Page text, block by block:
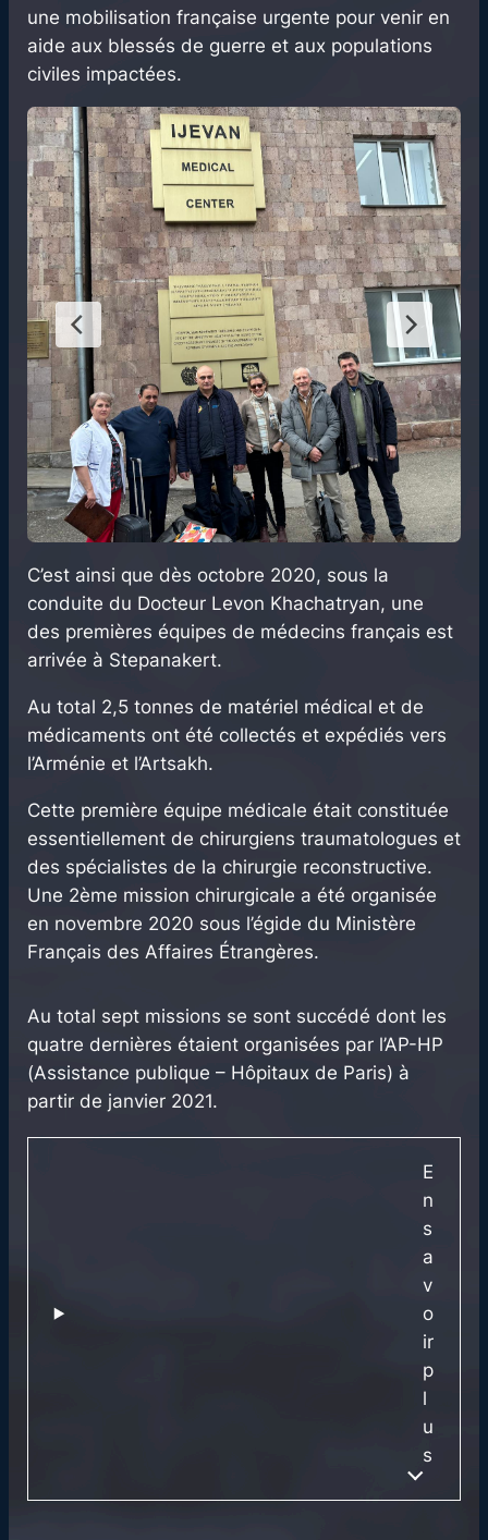
une mobilisation française urgente pour venir en
aide aux blessés de guerre et aux populations
civiles impactées.
C’est ainsi que dès octobre 2020, sous la
conduite du Docteur Levon Khachatryan, une
des premières équipes de médecins français est
arrivée à Stepanakert.
Au total 2,5 tonnes de matériel médical et de
médicaments ont été collectés et expédiés vers
l’Arménie et l’Artsakh.
Cette première équipe médicale était constituée
essentiellement de chirurgiens traumatologues et
des spécialistes de la chirurgie reconstructive.
Une 2ème mission chirurgicale a été organisée
en novembre 2020 sous l’égide du Ministère
Français des Affaires Étrangères.
Au total sept missions se sont succédé dont les
quatre dernières étaient organisées par l’AP-HP
(Assistance publique – Hôpitaux de Paris) à
partir de janvier 2021.
E
n
s
a
v
o
ir
p
l
u
s